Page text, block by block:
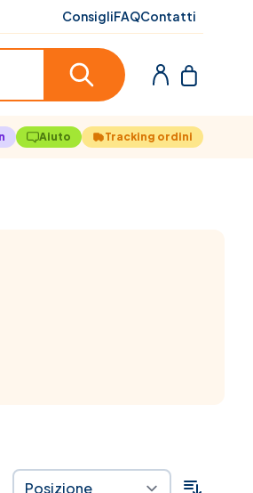
ConsigliFAQContatti
Aiuto Tracking ordini